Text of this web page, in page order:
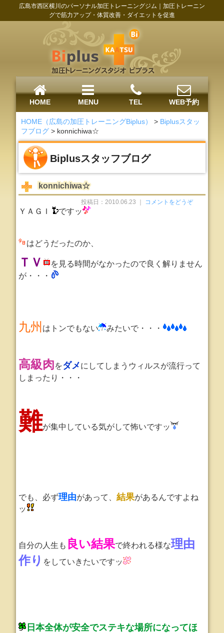
広島市西区横川のパーソナル加圧トレーニングジム｜加圧トレーニン
グで筋力アップ・体質改善・ダイエットを促進
HOME MENU TEL WEB予約
HOME（広島の加圧トレーニングBiplus） > Biplusスタッ
フブログ > konnichiwa☆
Biplusスタッフブログ
konnichiwa☆
投稿日：2010.06.23 ｜ コメントをどうぞ
ＹＡＧＩ ですッ
はどうだったのか、
ＴＶ
を見る時間がなかったので良く解りません
が・・・
九州 はトンでもない みたいで・・・
高級肉をダメにしてしまうウィルスが流行って
しまったり・・・
難が集中している気がして怖いですッ
でも、必ず理由があって、結果があるんですよね
ッ
自分の人生も 良い結果で終われる様な理由
作り をしていきたいですッ
日本全体が安全でステキな場所になってほ